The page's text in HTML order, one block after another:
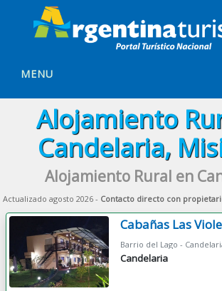
MENU
Alojamiento
Candelaria,
Alojamiento Rural en
Actualizado agosto 2026 - Contacto directo con
Cabañas Las
Barrio del Lago -
Candelaria